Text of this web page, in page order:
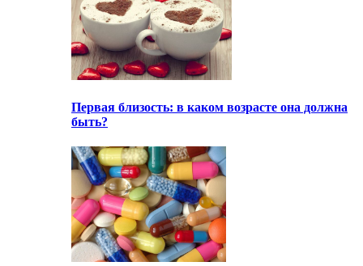
Первая близость: в каком возрасте она должна
быть?